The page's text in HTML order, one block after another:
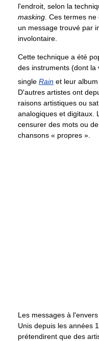
l'endroit, selon la
masking . Ces termes
un message trouvé par
involontaire.
Cette technique a été
des instruments (dont
single Rain et leur album
D'autres artistes ont
raisons artistiques ou
analogiques et digitaux.
censurer des mots ou
chansons « propres ».
Les messages à
Unis depuis les années
prétendirent que des